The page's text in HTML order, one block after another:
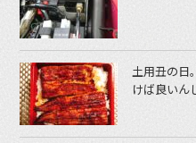
土用丑の日
けば良いん